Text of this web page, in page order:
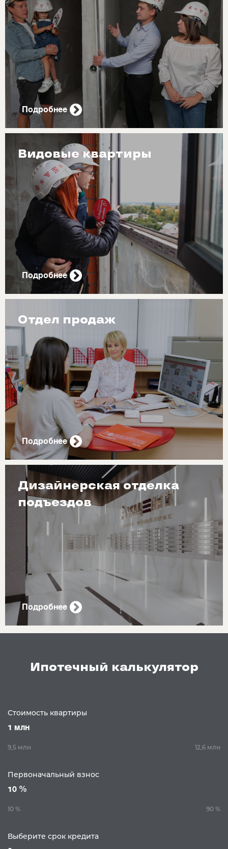
Подробнее
Видовые квартиры
Подробнее
Отдел продаж
Подробнее
Дизайнерская отделка
подъездов
Подробнее
Ипотечный калькулятор
Стоимость квартиры
1 млн
9,5 млн 12,6 млн
Первоначальный взнос
10 %
10 % 90 %
Выберите срок кредита